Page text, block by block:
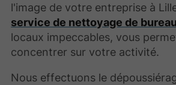
l'image de votre entreprise à
service de nettoyage de
locaux impeccables, vous
concentrer sur votre activité.
Nous effectuons le